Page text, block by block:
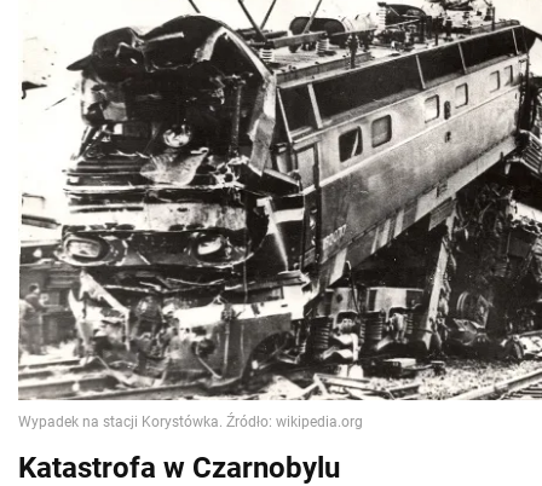
Katastrofa w Czarnobylu